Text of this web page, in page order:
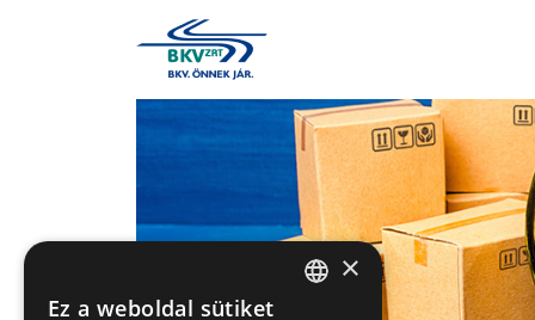
×
Ez a weboldal sütiket